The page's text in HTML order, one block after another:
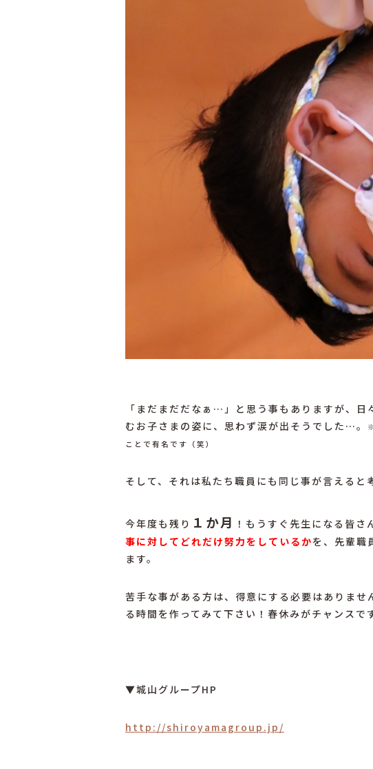
「まだまだだなぁ…」と思う事もありますが、
むお子さまの姿に、思わず涙が出そうでした…。
ことで有名です（笑）
そして、それは私たち職員にも同じ事が言えると
今年度も残り １か月 ！もうすぐ先生になる皆さ
事に対してどれだけ努力をしているかを、先輩職
ます。
苦手な事がある方は、得意にする必要はありませ
る時間を作ってみて下さい！春休みがチャンスで
▼城山グループHP
http://shiroyamagroup.jp/